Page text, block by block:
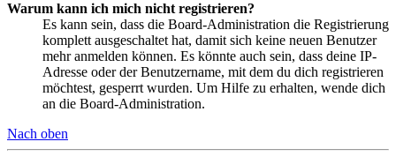
Warum kann ich mich nicht registrieren?
Es kann sein, dass die Board-Administration die Registrierung
komplett ausgeschaltet hat, damit sich keine neuen Benutzer
mehr anmelden können. Es könnte auch sein, dass deine IP-
Adresse oder der Benutzername, mit dem du dich registrieren
möchtest, gesperrt wurden. Um Hilfe zu erhalten, wende dich
an die Board-Administration.
Nach oben